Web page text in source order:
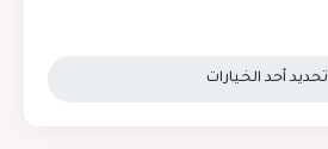
تحديد أحد الخيارات